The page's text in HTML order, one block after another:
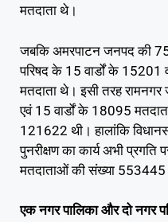
मतदाता थे।
जबकि अमरपाटन जनपद की
परिषद के 15 वार्डों के
मतदाता थे। इसी तरह
एवं 15 वार्डों के 18095
121622 थी। हालांकि
पुनरीक्षण का कार्य अभी प्रगति
मतदाताओं की संख्या 553445
एक नगर पालिका और दो नगर